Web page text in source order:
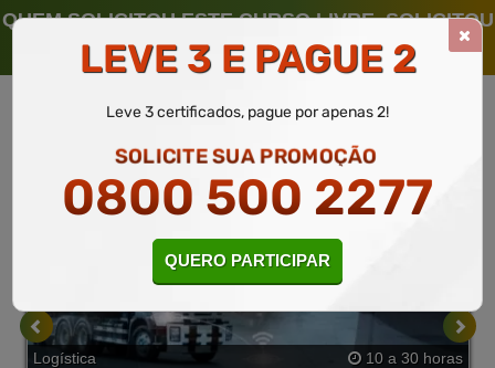
QUEM SOLICITOU ESTE CURSO LIVRE, SOLICITOU
TAMBÉM
Logística 10 a 30 horas
LEVE 3 E PAGUE 2
Leve 3 certificados, pague por apenas 2!
SOLICITE SUA PROMOÇÃO
0800 500 2277
QUERO PARTICIPAR